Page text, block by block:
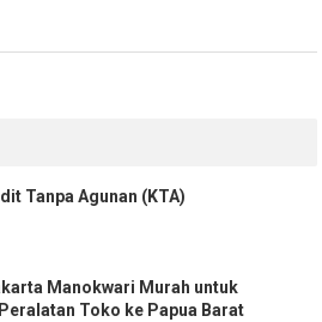
Tanpa Agunan (KTA)
Manokwari Murah untuk
Toko ke Papua Barat